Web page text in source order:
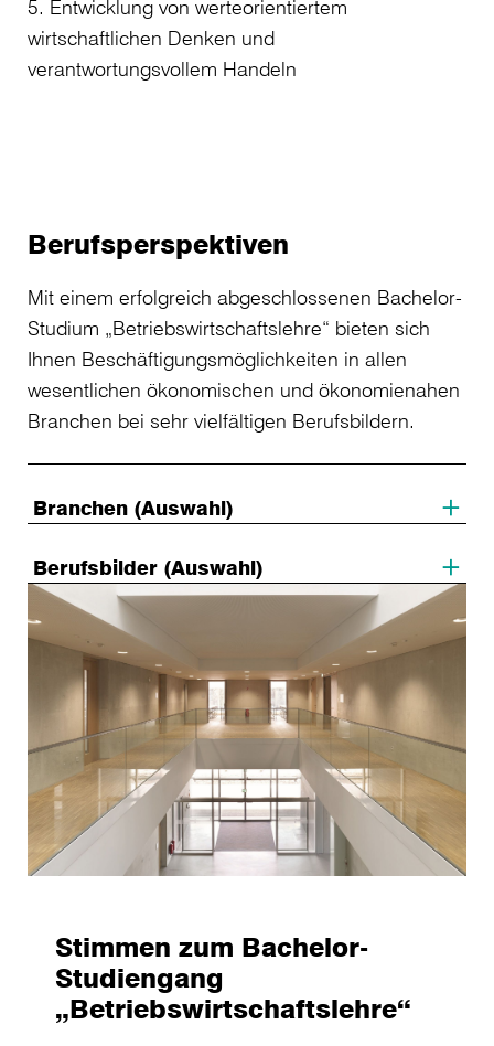
5. Entwicklung von werteorientiertem
wirtschaftlichen Denken und
verantwortungsvollem Handeln
Berufsperspektiven
Mit einem erfolgreich abgeschlossenen Bachelor-
Studium „Betriebswirtschaftslehre“ bieten sich
Ihnen Beschäftigungsmöglichkeiten in allen
wesentlichen ökonomischen und ökonomienahen
Branchen bei sehr vielfältigen Berufsbildern.
Branchen (Auswahl)
Berufsbilder (Auswahl)
Stimmen zum Bachelor-
Studiengang
„Betriebswirtschaftslehre“